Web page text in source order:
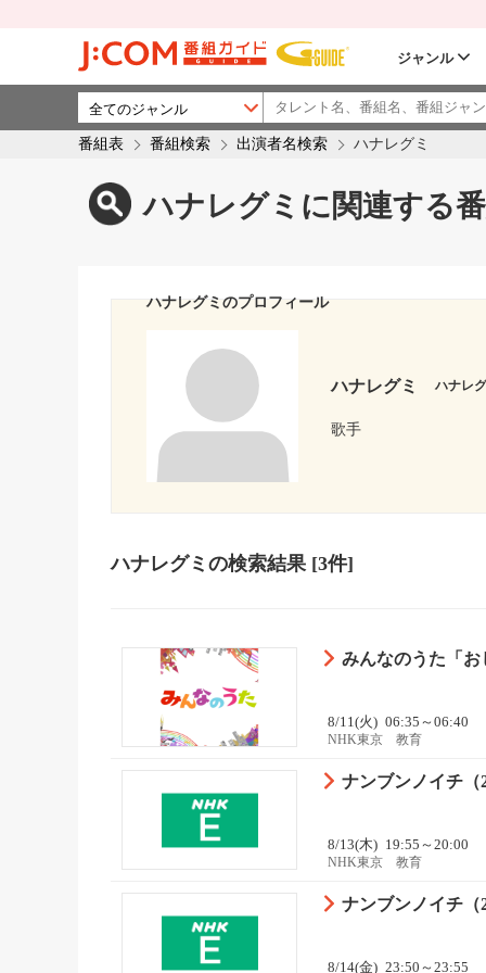
ジャンル
番組表 番組検索 出演者名検索 ハナレグミ
ハナレグミに関連する
ハナレグミのプロフィール
ハナレグミ ハナレ
歌手
ハナレグミ の検索結果[3件]
みんなのうた「
8/11(火) 06:35～06:40
NHK東京 教育
ナンブンノイチ
8/13(木) 19:55～20:00
NHK東京 教育
ナンブンノイチ
8/14(金) 23:50～23:55